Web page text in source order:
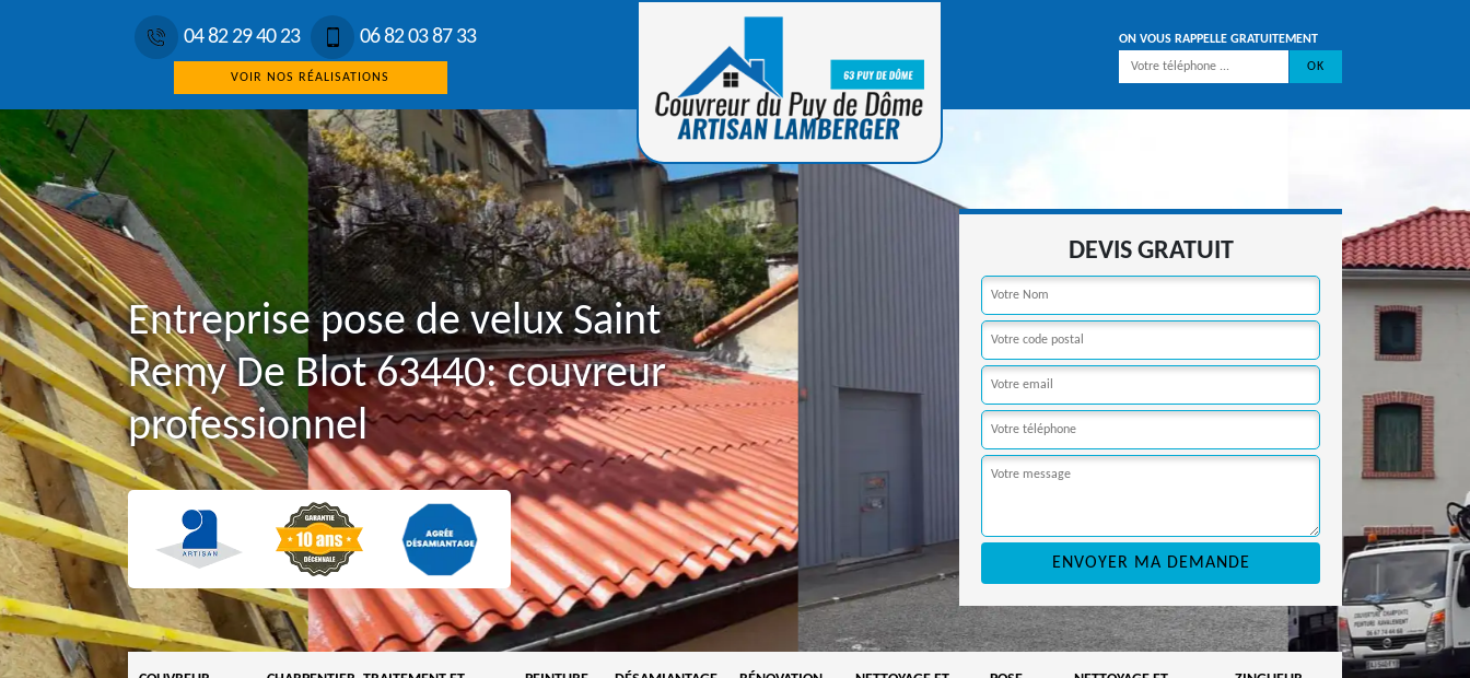
04 82 29 40 23 06 82 03 87 33
VOIR NOS RÉALISATIONS
ON VOUS RAPPELLE GRATUITEMENT
Entreprise pose de velux Saint
Remy De Blot 63440: couvreur
professionnel
DEVIS GRATUIT